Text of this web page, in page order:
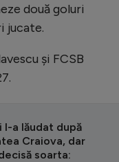
două goluri
jucate.
și FCSB
l-a lăudat după
Craiova, dar
soarta: